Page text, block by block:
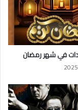
في شهر رمضان